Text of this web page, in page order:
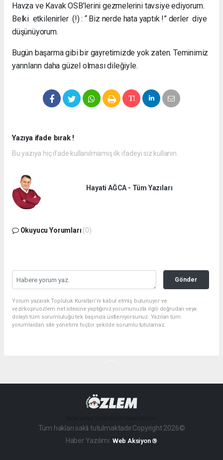
Havza ve Kavak OSB’lerini gezmelerini tavsiye ediyorum.
Belki etkilenirler (!) : “ Biz nerde hata yaptık !” derler diye
düşünüyorum.
Bugün başarma gibi bir gayretimizde yok zaten. Teminimiz
yarınların daha güzel olması dileğiyle.
Yazıya ifade bırak !
Bu yazıya hiç ifade kullanılmamış ilk ifadeyi siz kullanın.
Hayati AĞCA - Tüm Yazıları
Okuyucu Yorumları (0)
Gönder
Yorum yazarak Topluluk Kuralları’nı kabul etmiş bulunuyor ve
vezirkopruozlem.net sitesine yaptığınız yorumunuzla ilgili doğrudan veya
dolaylı tüm sorumluluğu tek başınıza üstleniyorsunuz. Yazılan tüm
yorumlardan site yönetimi hiçbir şekilde sorumlu tutulamaz.
Tüm hakları saklı tutulmaktadır.Copyright 2026©
Haber Yazılımı: Web Aksiyon ®